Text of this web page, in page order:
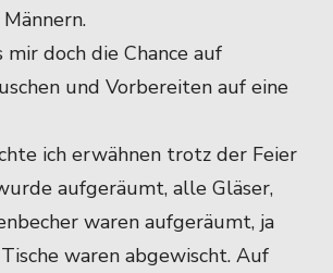
doch die Chance auf
und Vorbereiten auf eine
ich erwähnen trotz der Feier
aufgeräumt, alle Gläser,
waren aufgeräumt, ja
waren abgewischt. Auf